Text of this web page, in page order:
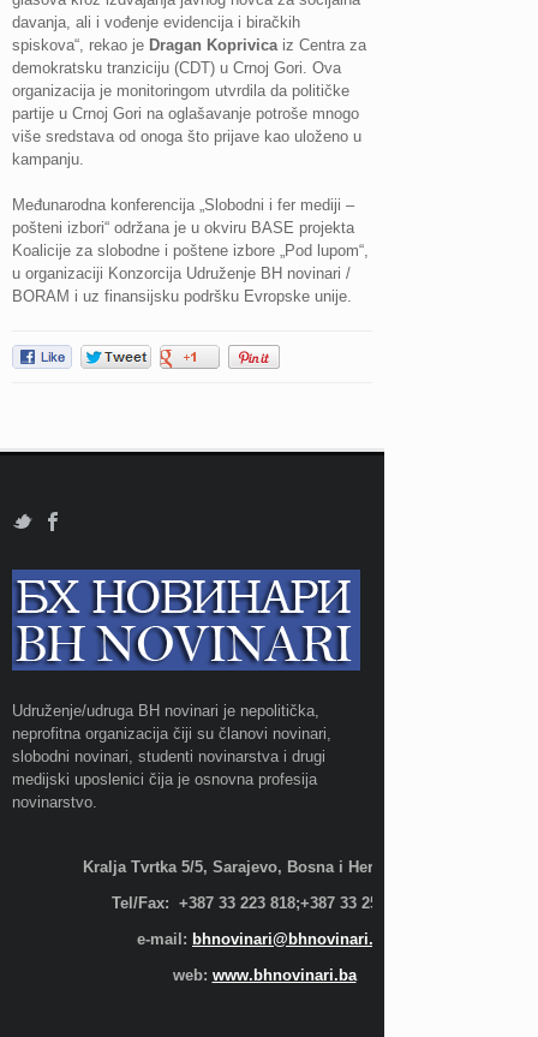
davanja, ali i vođenje evidencija i biračkih
spiskova“, rekao je Dragan Koprivicaiz Centra za
demokratsku tranziciju (CDT) u Crnoj Gori. Ova
organizacija je monitoringom utvrdila da političke
partije u Crnoj Gori na oglašavanje potroše mnogo
više sredstava od onoga što prijave kao uloženo u
kampanju.
Međunarodna konferencija „Slobodni i fer mediji –
pošteni izbori“ održana je u okviru BASE projekta
Koalicije za slobodne i poštene izbore „Pod lupom“,
u organizaciji Konzorcija Udruženje BH novinari /
BORAM i uz finansijsku podršku Evropske unije.
Udruženje/udruga BH novinari je nepolitička,
neprofitna organizacija čiji su članovi novinari,
slobodni novinari, studenti novinarstva i drugi
medijski uposlenici čija je osnovna profesija
novinarstvo.
Kralja Tvrtka 5/5, Sarajevo, Bosna i Hercegovina;
Tel/Fax: +387 33 223 818;+387 33 255 600
e-mail: bhnovinari@bhnovinari.ba
web: www.bhnovinari.ba